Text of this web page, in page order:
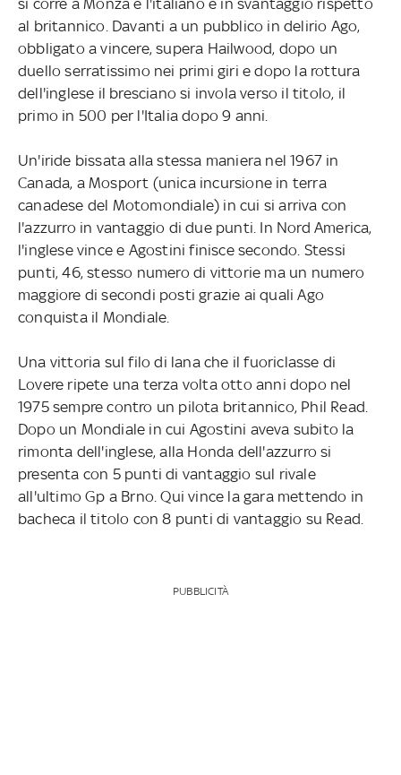
al britannico. Davanti a un pubblico in delirio Ago,
obbligato a vincere, supera Hailwood, dopo un
duello serratissimo nei primi giri e dopo la rottura
dell'inglese il bresciano si invola verso il titolo, il
primo in 500 per l'Italia dopo 9 anni.
Un'iride bissata alla stessa maniera nel 1967 in
Canada, a Mosport (unica incursione in terra
canadese del Motomondiale) in cui si arriva con
l'azzurro in vantaggio di due punti. In Nord America,
l'inglese vince e Agostini finisce secondo. Stessi
punti, 46, stesso numero di vittorie ma un numero
maggiore di secondi posti grazie ai quali Ago
conquista il Mondiale.
Una vittoria sul filo di lana che il fuoriclasse di
Lovere ripete una terza volta otto anni dopo nel
1975 sempre contro un pilota britannico, Phil Read.
Dopo un Mondiale in cui Agostini aveva subito la
rimonta dell'inglese, alla Honda dell'azzurro si
presenta con 5 punti di vantaggio sul rivale
all'ultimo Gp a Brno. Qui vince la gara mettendo in
bacheca il titolo con 8 punti di vantaggio su Read.
PUBBLICITÀ